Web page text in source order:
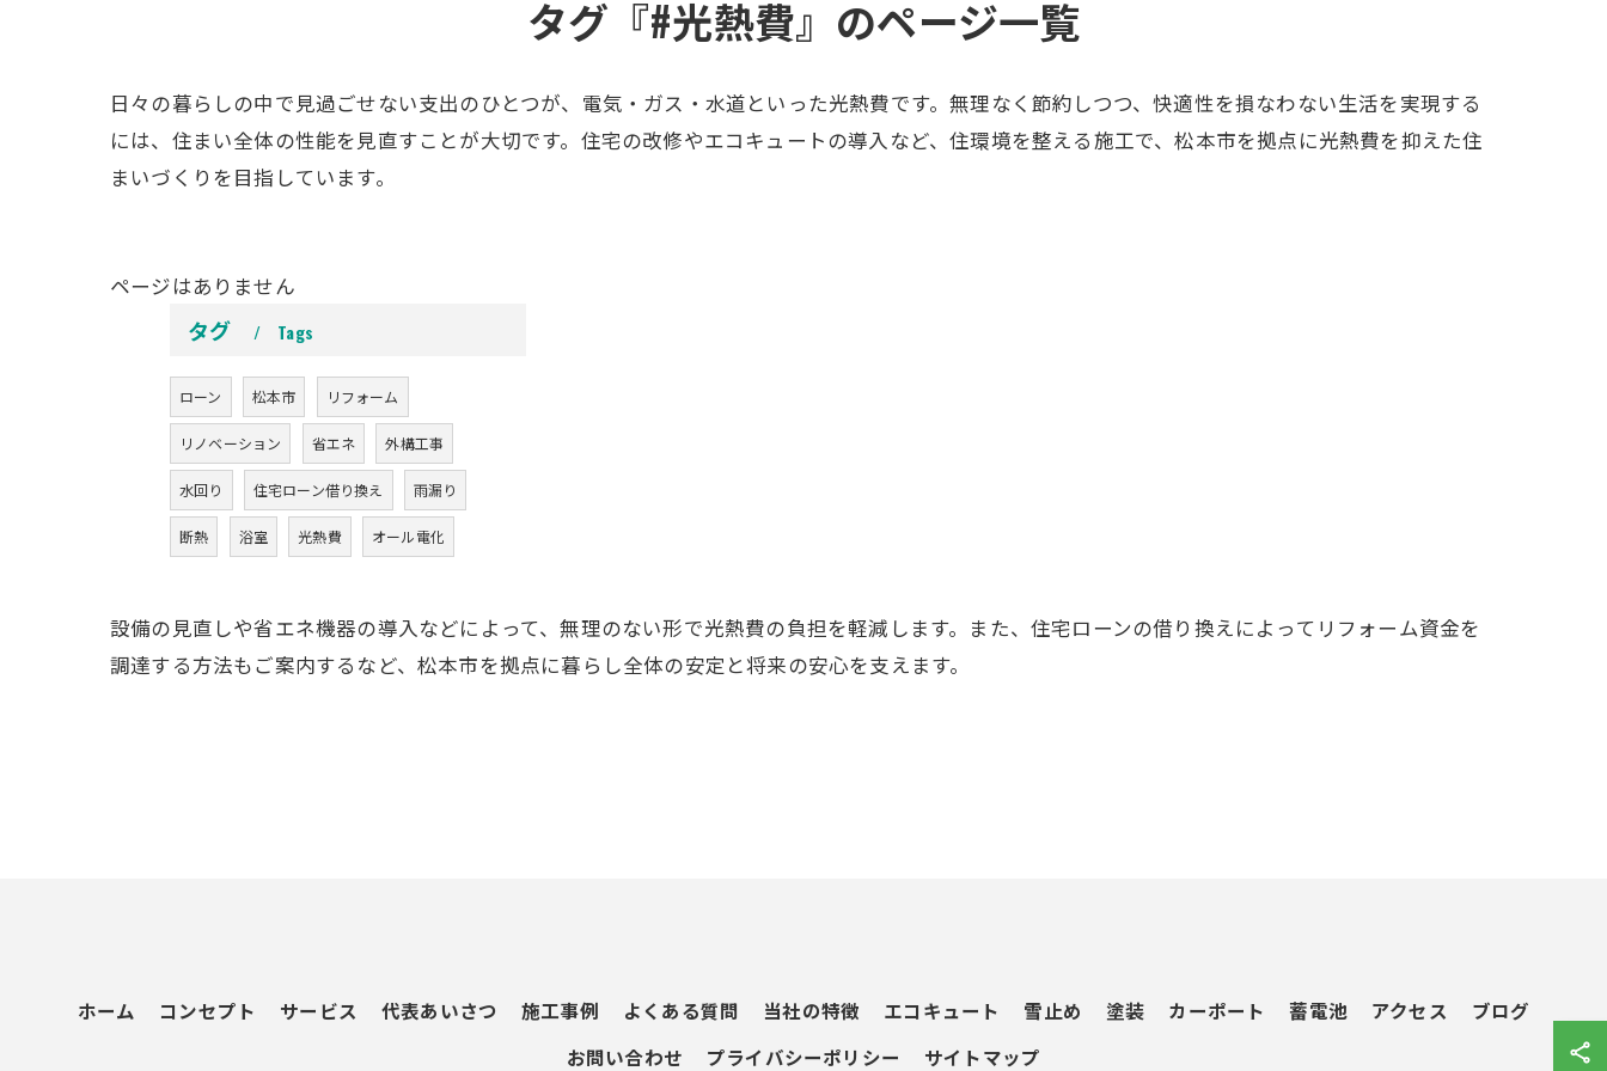
タグ『#光熱費』のページ一覧
日々の暮らしの中で見過ごせない支出のひとつが、電気・ガス・水道といった光熱費です。無理なく節約しつつ、快適性を損なわない生活を実現する
には、住まい全体の性能を見直すことが大切です。住宅の改修やエコキュートの導入など、住環境を整える施工で、松本市を拠点に光熱費を抑えた住
まいづくりを目指しています。
ページはありません
タグ Tags
ローン 松本市 リフォーム
リノベーション 省エネ 外構工事
水回り 住宅ローン借り換え 雨漏り
断熱 浴室 光熱費 オール電化
設備の見直しや省エネ機器の導入などによって、無理のない形で光熱費の負担を軽減します。また、住宅ローンの借り換えによってリフォーム資金を
調達する方法もご案内するなど、松本市を拠点に暮らし全体の安定と将来の安心を支えます。
ホーム コンセプト サービス 代表あいさつ 施工事例 よくある質問 当社の特徴 エコキュート 雪止め 塗装 カーポート 蓄電池 アクセス
ブログ
お問い合わせ
プライバシーポリシー サイトマップ
お問い合わせ・ご相談はこちら